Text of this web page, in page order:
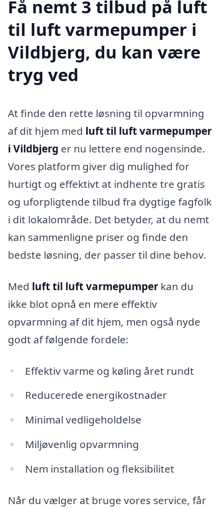
Få nemt 3 tilbud på luft
til luft varmepumper i
Vildbjerg, du kan være
tryg ved
At finde den rette løsning til opvarmning
af dit hjem med luft til luft varmepumper
i Vildbjerg er nu lettere end nogensinde.
Vores platform giver dig mulighed for
hurtigt og effektivt at indhente tre gratis
og uforpligtende tilbud fra dygtige fagfolk
i dit lokalområde. Det betyder, at du nemt
kan sammenligne priser og finde den
bedste løsning, der passer til dine behov.
Med luft til luft varmepumper kan du
ikke blot opnå en mere effektiv
opvarmning af dit hjem, men også nyde
godt af følgende fordele:
Effektiv varme og køling året rundt
Reducerede energikostnader
Minimal vedligeholdelse
Miljøvenlig opvarmning
Nem installation og fleksibilitet
Når du vælger at bruge vores service, får